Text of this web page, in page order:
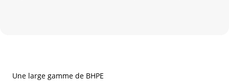
Une large gamme de BHPE